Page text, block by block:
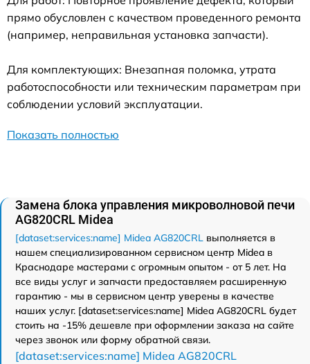
прямо обусловлен с качеством проведенного ремонта
(например, неправильная установка запчасти).
Для комплектующих: Внезапная поломка, утрата
работоспособности или техническим параметрам при
соблюдении условий эксплуатации.
Показать полностью
Замена блока управления микроволновой печи
AG820CRL Midea
[dataset:services:name] Midea AG820CRL выполняется в
нашем специализированном сервисном центр Midea в
Краснодаре мастерами с огромным опытом - от 5 лет. На
все виды услуг и запчасти предоставляем расширенную
гарантию - мы в сервисном центр уверены в качестве
наших услуг. [dataset:services:name] Midea AG820CRL будет
стоить на -15% дешевле при оформлении заказа на сайте
через звонок или форму обратной связи.
[dataset:services:name] Midea AG820CRL